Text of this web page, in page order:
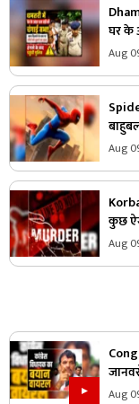
घर के
बवाल
Aug
Aug
कुछ
Aug
ने
Aug